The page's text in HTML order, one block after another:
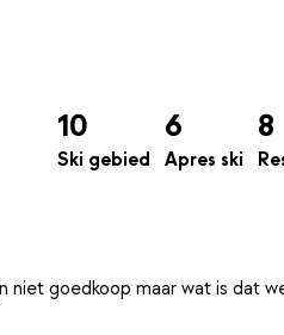
10
Ski gebied
6
Apres ski
8
niet goedkoop maar wat is dat